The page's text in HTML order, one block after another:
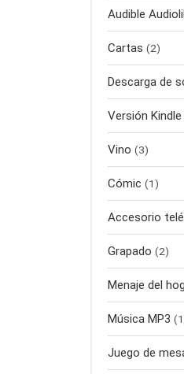
Audible
Cartas (2)
Descarga de
Versión Kindle
Vino (3)
Cómic (1)
Accesorio
Grapado (2)
Menaje del
Música MP3
Juego de